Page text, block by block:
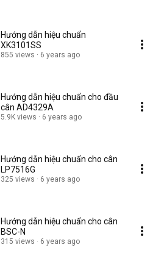
Hướng dẫn hiệu chuẩn
XK3101SS
855 views 6 years ago
Hướng dẫn hiệu chuẩn cho đầu
cân AD4329A
5.9K views 6 years ago
Hướng dẫn hiệu chuẩn cho cân
LP7516G
325 views 6 years ago
Hướng dẫn hiệu chuẩn cho cân
BSC-N
315 views 6 years ago